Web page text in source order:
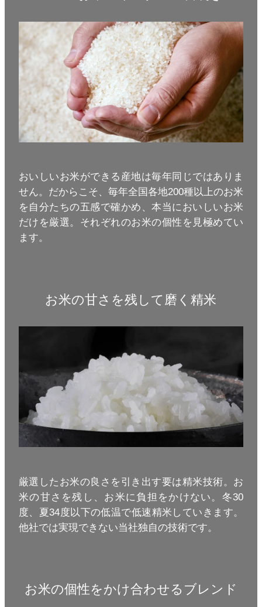
おいしいお米ができる産地は毎年同じではありま
せん。だからこそ、毎年全国各地200種以上のお米
を自分たちの五感で確かめ、本当においしいお米
だけを厳選。それぞれのお米の個性を見極めてい
ます。
お米の甘さを残して磨く精米
厳選したお米の良さを引き出す要は精米技術。お
米の甘さを残し、お米に負担をかけない。冬30
度、夏34度以下の低温で低速精米していきます。
他社では実現できない当社独自の技術です。
お米の個性をかけ合わせるブレンド